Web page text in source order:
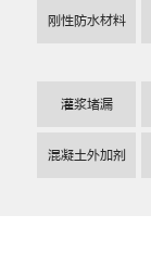
刚性防水材料
灌浆堵漏
混凝土外加剂